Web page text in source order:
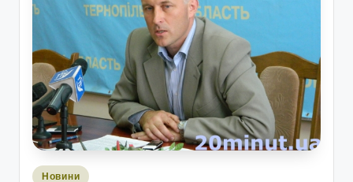
Опубліковано
Новини